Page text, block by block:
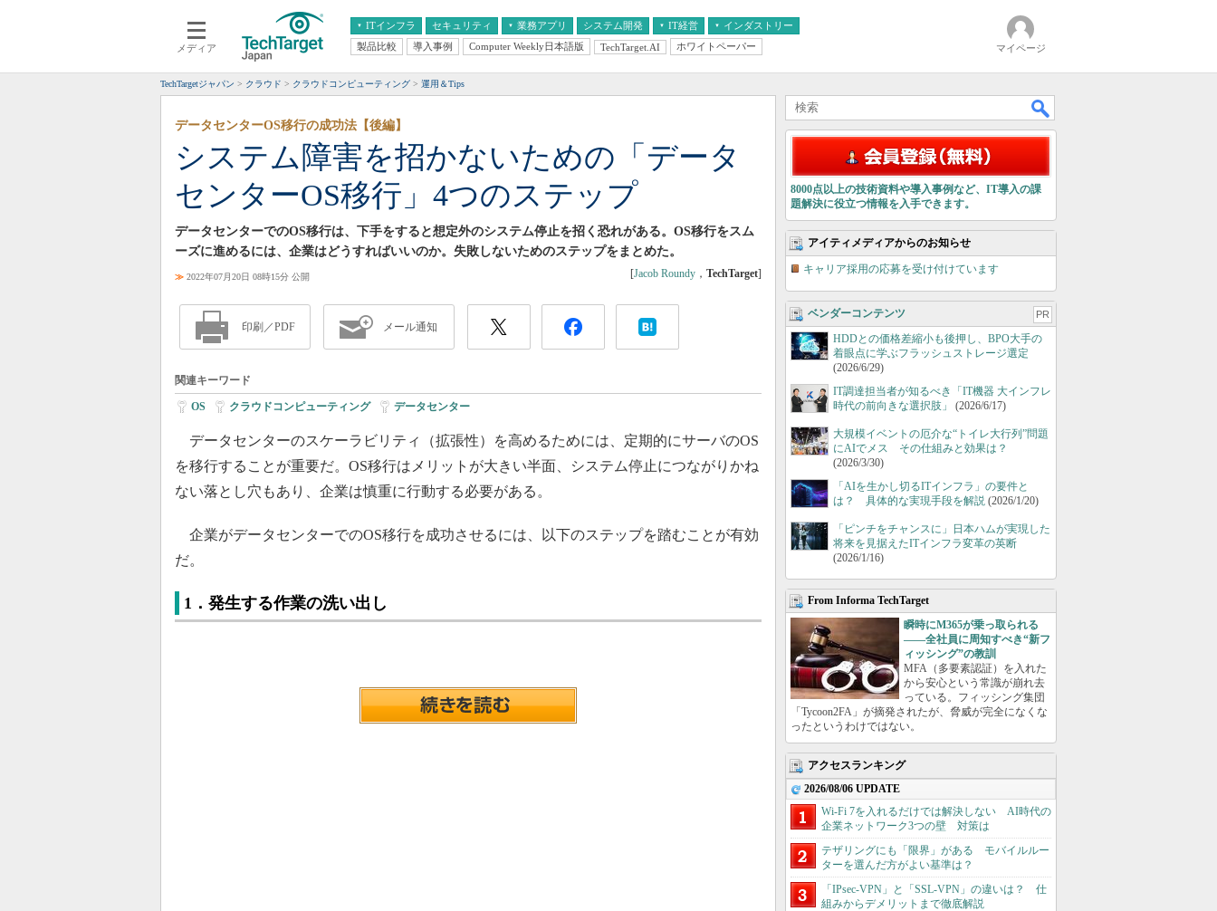
メディア
ITインフラ
クラウド
スマートモバイル
ネットワーク
システム運用管理
セキュリティ 業務アプリ
エンタープライズAI
ERP
CX
情報系システム
システム開発 IT経営
経営とIT
インダストリー
医療IT
製品比較 導入事例 Computer Weekly日本語版 TechTarget.AI ホワイトペーパー マイページ
TechTargetジャパン クラウド クラウドコンピューティング 運用＆Tips
システム障害を招かないための「データ
センターOS移行」4つのステップ
データセンターOS移行の成功法【後編】
データセンターでのOS移行は、下手をすると想定外のシステム停止を招く恐れがある。OS移行をスム
ーズに進めるには、企業はどうすればいいのか。失敗しないためのステップをまとめた。
≫ 2022年07月20日 08時15分 公開 [Jacob Roundy ， TechTarget]
印刷／PDF メール通知
関連キーワード
OS クラウドコンピューティング| データセンター
データセンターのスケーラビリティ（拡張性）を高めるためには、定期的にサーバのOS
を移行することが重要だ。OS移行はメリットが大きい半面、システム停止につながりかね
ない落とし穴もあり、企業は慎重に行動する必要がある。
企業がデータセンターでのOS移行を成功させるには、以下のステップを踏むことが有効
だ。
1．発生する作業の洗い出し
8000点以上の技術資料や導入事例など、IT導入の課
題解決に役立つ情報を入手できます。
アイティメディアからのお知らせ
キャリア採用の応募を受け付けています
ベンダーコンテンツ PR
HDDとの価格差縮小も後押し、BPO大手の
着眼点に学ぶフラッシュストレージ選定
(2026/6/29)
IT調達担当者が知るべき「IT機器 大インフレ
時代の前向きな選択肢」
(2026/6/17)
大規模イベントの厄介な“トイレ大行列”問題
にAIでメス その仕組みと効果は？
(2026/3/30)
「AIを生かし切るITインフラ」の要件と
は？ 具体的な実現手段を解説 (2026/1/20)
「ピンチをチャンスに」日本ハムが実現した
将来を見据えたITインフラ変革の英断
(2026/1/16)
From Informa TechTarget
瞬時にM365が乗っ取られる
――全社員に周知すべき“新フ
ィッシング”の教訓
MFA（多要素認証）を入れた
から安心という常識が崩れ去
っている。フィッシング集団
「Tycoon2FA」が摘発されたが、脅威が完全になくな
ったというわけではない。
アクセスランキング
2026/08/06 UPDATE
Wi-Fi 7を入れるだけでは解決しない AI時代の
企業ネットワーク3つの壁 対策は
テザリングにも「限界」がある モバイルルー
ターを選んだ方がよい基準は？
「IPsec-VPN」と「SSL-VPN」の違いは？ 仕
組みからデメリットまで徹底解説